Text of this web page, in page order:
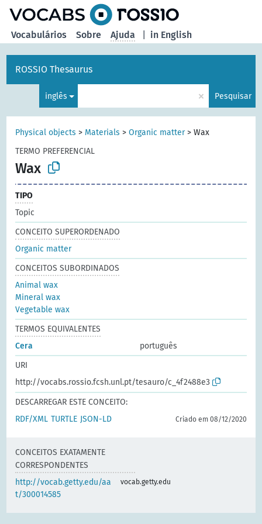
in English
Vocabulários Sobre Ajuda
ROSSIO Thesaurus
inglês × Pesquisar
Physical objects > Materials >Organic matter>Wax
TERMO PREFERENCIAL
Wax
TIPO
Topic
CONCEITO SUPERORDENADO
Organic matter
CONCEITOS SUBORDINADOS
Animal wax
Mineral wax
Vegetable wax
TERMOS EQUIVALENTES
Cera
português
URI
http://vocabs.rossio.fcsh.unl.pt/tesauro/c_4f2488e3
DESCARREGAR ESTE CONCEITO:
RDF/XML TURTLE JSON-LD Criado em 08/12/2020
CONCEITOS EXATAMENTE
CORRESPONDENTES
http://vocab.getty.edu/aa
t/300014585
vocab.getty.edu